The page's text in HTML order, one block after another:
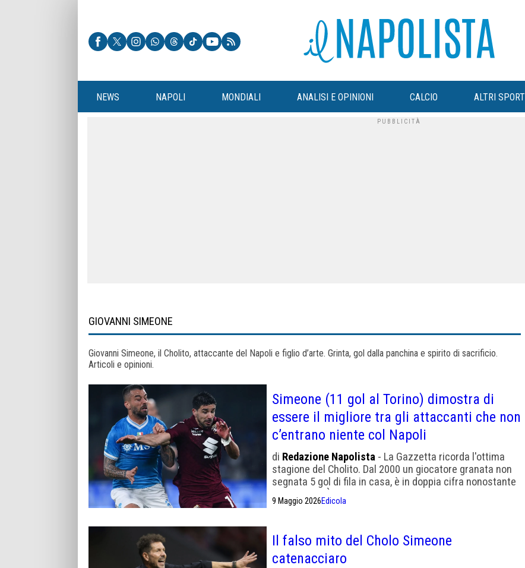
NEWS NAPOLI MONDIALI ANALISI E OPINIONI CALCIO ALTRI SPORT
GIOVANNI SIMEONE
Giovanni Simeone, il Cholito, attaccante del Napoli e figlio d’arte. Grinta, gol dalla panchina e spirito di sacrificio.
Articoli e opinioni.
Simeone (11 gol al Torino) dimostra di
essere il migliore tra gli attaccanti che non
c’entrano niente col Napoli
di Redazione Napolista - La Gazzetta ricorda l'ottima
stagione del Cholito. Dal 2000 un giocatore granata non
segnata 5 gol di fila in casa, è in doppia cifra nonostante
gli infortuni. È tornato alla sua dimensione, come quando
a Verona segnò 17 gol in una stagione
9 Maggio 2026Edicola
Il falso mito del Cholo Simeone
catenacciaro